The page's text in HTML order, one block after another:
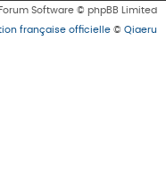
r
Software © phpBB Limited
française officielle © Qiaeru